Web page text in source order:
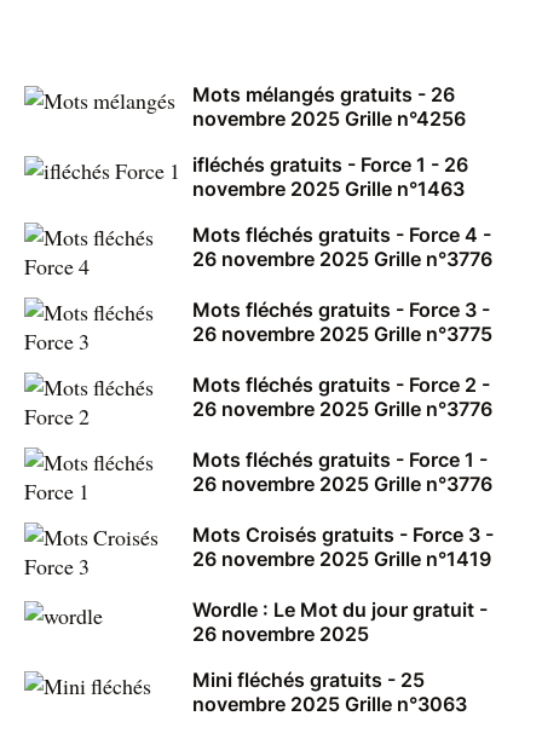
Mots mélangés gratuits - 26
novembre 2025 Grille n°4256
ifléchés gratuits - Force 1 - 26
novembre 2025 Grille n°1463
Mots fléchés gratuits - Force 4 -
26 novembre 2025 Grille n°3776
Mots fléchés gratuits - Force 3 -
26 novembre 2025 Grille n°3775
Mots fléchés gratuits - Force 2 -
26 novembre 2025 Grille n°3776
Mots fléchés gratuits - Force 1 -
26 novembre 2025 Grille n°3776
Mots Croisés gratuits - Force 3 -
26 novembre 2025 Grille n°1419
Wordle : Le Mot du jour gratuit -
26 novembre 2025
Mini fléchés gratuits - 25
novembre 2025 Grille n°3063